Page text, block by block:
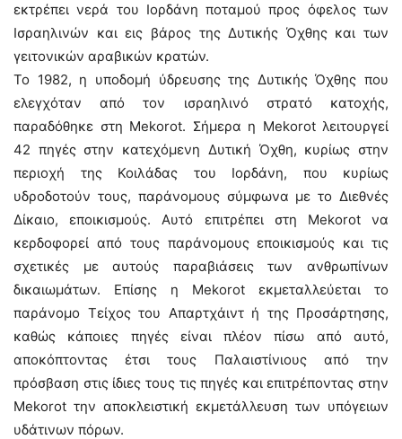
εκτρέπει νερά του Ιορδάνη ποταμού προς όφελος των
Ισραηλινών και εις βάρος της Δυτικής Όχθης και των
γειτονικών αραβικών κρατών.
Το 1982, η υποδομή ύδρευσης της Δυτικής Όχθης που
ελεγχόταν από τον ισραηλινό στρατό κατοχής,
παραδόθηκε στη Mekorot. Σήμερα η Mekorot λειτουργεί
42 πηγές στην κατεχόμενη Δυτική Όχθη, κυρίως στην
περιοχή της Κοιλάδας του Ιορδάνη, που κυρίως
υδροδοτούν τους, παράνομους σύμφωνα με το Διεθνές
Δίκαιο, εποικισμούς. Αυτό επιτρέπει στη Mekorot να
κερδοφορεί από τους παράνομους εποικισμούς και τις
σχετικές με αυτούς παραβιάσεις των ανθρωπίνων
δικαιωμάτων. Επίσης η Mekorot εκμεταλλεύεται το
παράνομο Τείχος του Απαρτχάιντ ή της Προσάρτησης,
καθώς κάποιες πηγές είναι πλέον πίσω από αυτό,
αποκόπτοντας έτσι τους Παλαιστίνιους από την
πρόσβαση στις ίδιες τους τις πηγές και επιτρέποντας στην
Mekorot την αποκλειστική εκμετάλλευση των υπόγειων
υδάτινων πόρων.